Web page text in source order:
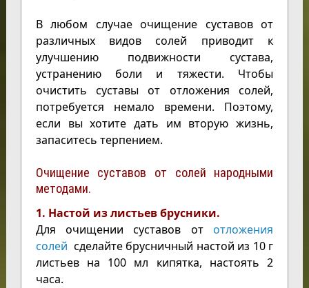
В любом случае очищение суставов от
различных видов солей приводит к
улучшению подвижности сустава,
устранению боли и тяжести. Чтобы
очистить суставы от отложения солей,
потребуется немало времени. Поэтому,
если вы хотите дать им вторую жизнь,
запаситесь терпением.
Очищение суставов от солей народными
методами.
1. Настой из листьев брусники.
Для очищении суставов ототложения
солей сделайте брусничный настой из 10 г
листьев на 100 мл кипятка, настоять 2
часа.